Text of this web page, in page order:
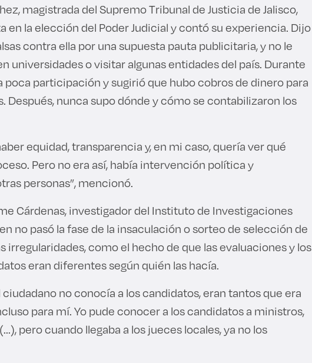
magistrada del Supremo Tribunal de Justicia de Jalisco,
la elección del Poder Judicial y contó su experiencia. Dijo
contra ella por una supuesta pauta publicitaria, y no le
universidades o visitar algunas entidades del país. Durante
poca participación y sugirió que hubo cobros de dinero para
Después, nunca supo dónde y cómo se contabilizaron los
equidad, transparencia y, en mi caso, quería ver qué
Pero no era así, había intervención política y
personas”, mencionó.
Cárdenas, investigador del Instituto de Investigaciones
no pasó la fase de la insaculación o sorteo de selección de
irregularidades, como el hecho de que las evaluaciones y los
eran diferentes según quién las hacía.
no conocía a los candidatos, eran tantos que era
para mí. Yo pude conocer a los candidatos a ministros,
pero cuando llegaba a los jueces locales, ya no los